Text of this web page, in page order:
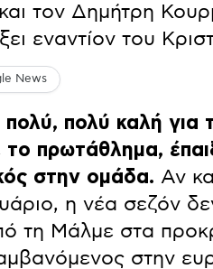
τον Δημήτρη
εναντίον του
News
πολύ καλή για
πρωτάθλημα,
στην ομάδα. Αν
η νέα σεζόν
τη Μάλμε στα
στην